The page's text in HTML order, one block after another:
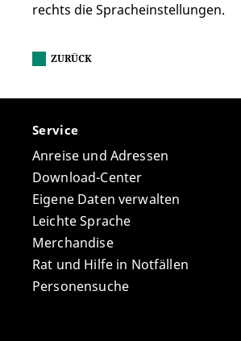
rechts die Spracheinstellungen.
ZURÜCK
Service
Anreise und Adressen
Download-Center
Eigene Daten verwalten
Leichte Sprache
Merchandise
Rat und Hilfe in Notfällen
Personensuche